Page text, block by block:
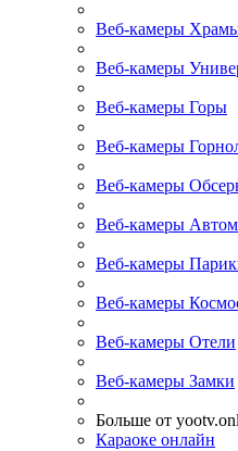
Веб-камеры
Веб-камеры
Веб-камеры Горы
Веб-камеры
Веб-камеры
Веб-камеры
Веб-камеры
Веб-камеры
Веб-камеры Отели
Веб-камеры Замки
Больше от
Караоке онлайн